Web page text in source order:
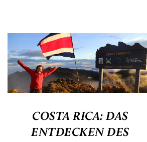
COSTA RICA: DAS
ENTDECKEN DES